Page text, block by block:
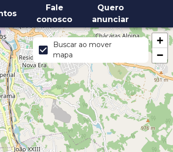
Fale
conosco
Quero
anunciar
+
−
Buscar ao mover
mapa